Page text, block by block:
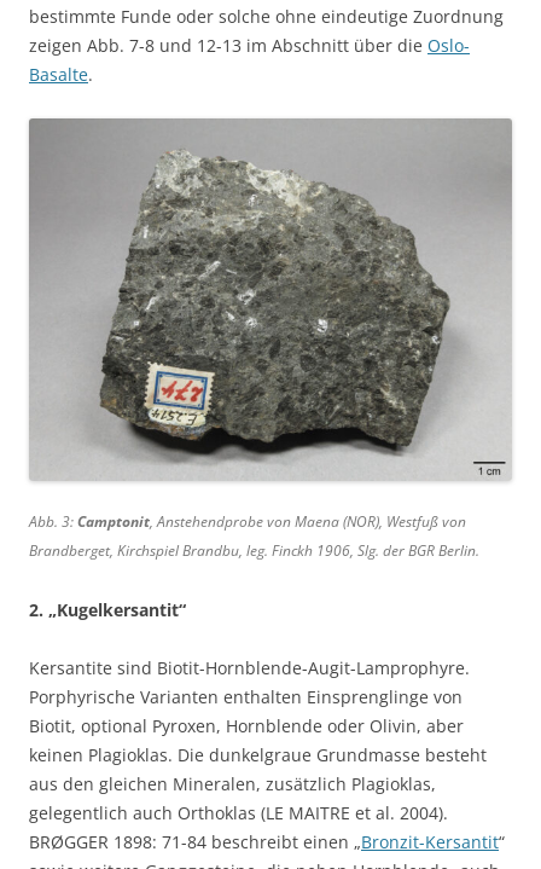
bestimmte Funde oder solche ohne eindeutige Zuordnung
zeigen Abb. 7-8 und 12-13 im Abschnitt über die Oslo-
Basalte.
Abb. 3:Camptonit, Anstehendprobe von Maena (NOR), Westfuß von
Brandberget, Kirchspiel Brandbu, leg. Finckh 1906, Slg. der BGR Berlin.
2. „Kugelkersantit“
Kersantite sind Biotit-Hornblende-Augit-Lamprophyre.
Porphyrische Varianten enthalten Einsprenglinge von
Biotit, optional Pyroxen, Hornblende oder Olivin, aber
keinen Plagioklas. Die dunkelgraue Grundmasse besteht
aus den gleichen Mineralen, zusätzlich Plagioklas,
gelegentlich auch Orthoklas (LE MAITRE et al. 2004).
BRØGGER 1898: 71-84 beschreibt einen „Bronzit-Kersantit“